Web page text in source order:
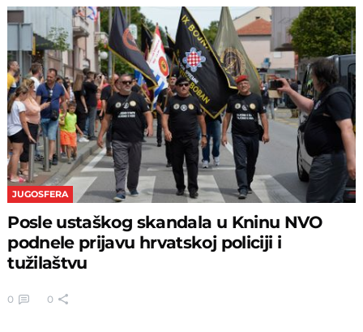
JUGOSFERA
Posle ustaškog skandala u Kninu NVO
podnele prijavu hrvatskoj policiji i
tužilaštvu
0 0